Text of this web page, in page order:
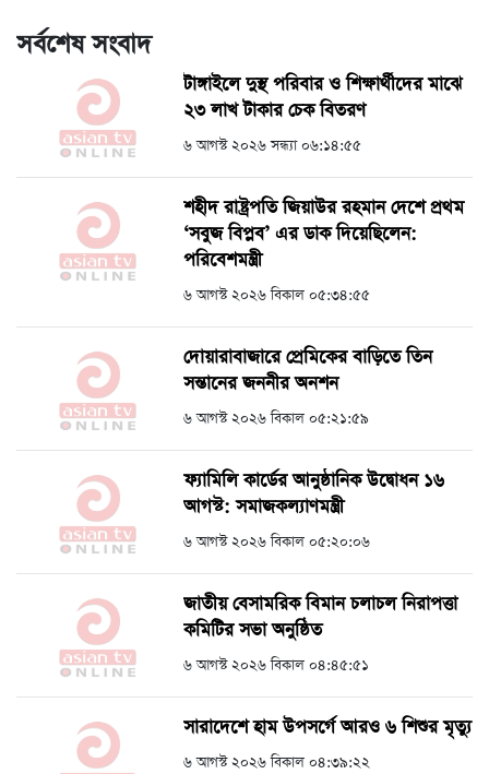
সর্বশেষ সংবাদ
টাঙ্গাইলে দুস্থ পরিবার ও শিক্ষার্থীদের মাঝে
২৩ লাখ টাকার চেক বিতরণ
৬ আগস্ট ২০২৬ সন্ধ্যা ০৬:১৪:৫৫
শহীদ রাষ্ট্রপতি জিয়াউর রহমান দেশে প্রথম
‘সবুজ বিপ্লব’ এর ডাক দিয়েছিলেন:
পরিবেশমন্ত্রী
৬ আগস্ট ২০২৬ বিকাল ০৫:৩৪:৫৫
দোয়ারাবাজারে প্রেমিকের বাড়িতে তিন
সন্তানের জননীর অনশন
৬ আগস্ট ২০২৬ বিকাল ০৫:২১:৫৯
ফ্যামিলি কার্ডের আনুষ্ঠানিক উদ্বোধন ১৬
আগস্ট: সমাজকল্যাণমন্ত্রী
৬ আগস্ট ২০২৬ বিকাল ০৫:২০:০৬
জাতীয় বেসামরিক বিমান চলাচল নিরাপত্তা
কমিটির সভা অনুষ্ঠিত
৬ আগস্ট ২০২৬ বিকাল ০৪:৪৫:৫১
সারাদেশে হাম উপসর্গে আরও ৬ শিশুর মৃত্যু
৬ আগস্ট ২০২৬ বিকাল ০৪:৩৯:২২